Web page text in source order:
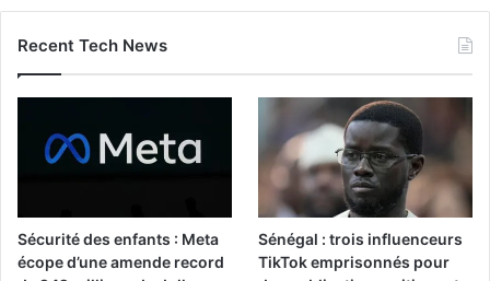
Recent Tech News
Sécurité des enfants : Meta
écope d’une amende record
Sénégal : trois influenceurs
TikTok emprisonnés pour